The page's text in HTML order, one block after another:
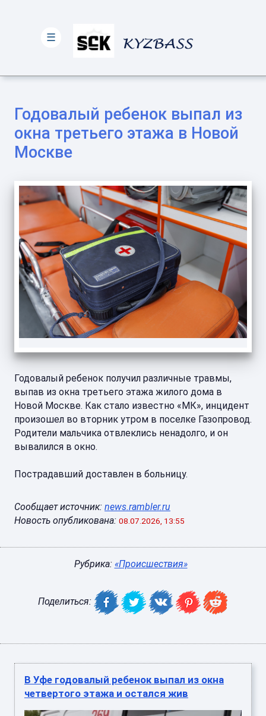
Годовалый ребенок выпал из
окна третьего этажа в Новой
Москве
Годовалый ребенок получил различные травмы,
выпав из окна третьего этажа жилого дома в
Новой Москве. Как стало известно «МК», инцидент
произошел во вторник утром в поселке Газопровод.
Родители мальчика отвлеклись ненадолго, и он
вывалился в окно.
Пострадавший доставлен в больницу.
Сообщает источник: news.rambler.ru
Новость опубликована: 08.07.2026, 13:55
Рубрика: «Происшествия»
Поделиться:
В Уфе годовалый ребенок выпал из окна
четвертого этажа и остался жив
☰